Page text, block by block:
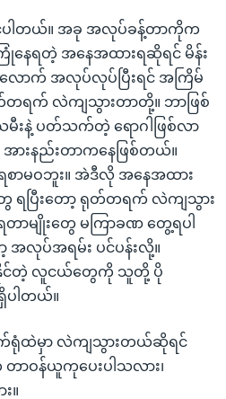
င်ပါတယ်။ အခု အလုပ်ခန့်တာကိုက
နေရတဲ့ အနေအထားရဆိုရင် မိန်း
ာက် အလုပ်လုပ်ပြီးရင် အကြိမ်
တ်တရက် လဲကျသွားတာတို့။ ဘာဖြစ်
းနဲ့ ပတ်သက်တဲ့ ရောဂါဖြစ်လာ
းနည်းတာကနေဖြစ်တယ်။
စာမဝဘူး။ အဲဒီလို အနေအထား
ေ ရပြီးတော့ ရုတ်တရက် လဲကျသွား
တာမျိုးတွေ မကြာခဏ တွေ့ရပါ
လုပ်အရမ်း ပင်ပန်းလို့။
လူငယ်တွေကို သူတို့ ပို
ပါတယ်။
က်ရုံထဲမှာ လဲကျသွားတယ်ဆိုရင်
ာဝန်ယူကုပေးပါသလား၊
။